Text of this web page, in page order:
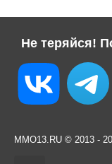
Не теряйся!
MMO13.RU © 2013 -